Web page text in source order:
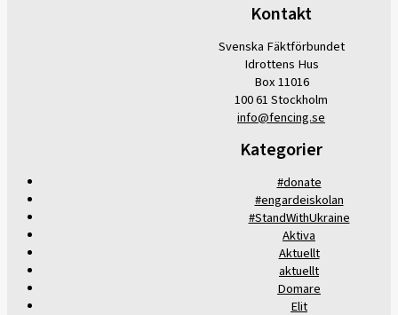
Kontakt
Svenska Fäktförbundet
Idrottens Hus
Box 11016
100 61 Stockholm
info@fencing.se
Kategorier
#donate
#engardeiskolan
#StandWithUkraine
Aktiva
Aktuellt
aktuellt
Domare
Elit